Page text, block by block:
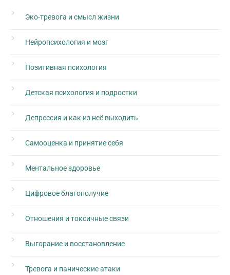
Эко-тревога и смысл жизни
Нейропсихология и мозг
Позитивная психология
Детская психология и подростки
Депрессия и как из неё выходить
Самооценка и принятие себя
Ментальное здоровье
Цифровое благополучие
Отношения и токсичные связи
Выгорание и восстановление
Тревога и панические атаки